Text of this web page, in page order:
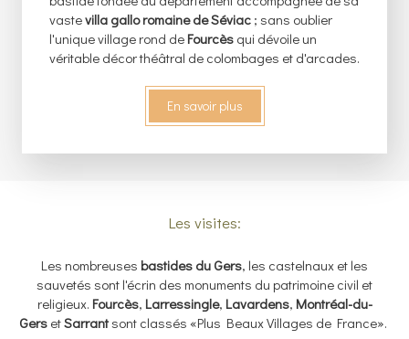
vastevilla gallo romaine de Séviac ; sans oublier
l'unique village rond de Fourcès qui dévoile un
véritable décor théâtral de colombages et d'arcades.
En savoir plus
Les visites:
Les nombreuses bastides du Gers, les castelnaux et les
sauvetés sont l'écrin des monuments du patrimoine civil et
religieux. Fourcès, Larressingle, Lavardens, Montréal-du-
Gers etSarrantsont classés «Plus Beaux Villages de France».